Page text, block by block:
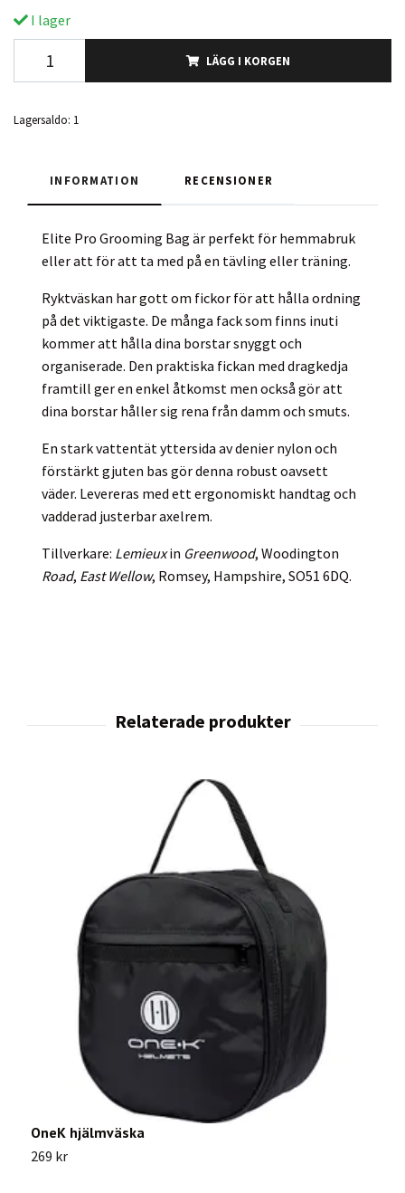
I lager
LÄGG I KORGEN
Lagersaldo: 1
INFORMATION RECENSIONER
Elite Pro Grooming Bag är perfekt för hemmabruk
eller att för att ta med på en tävling eller träning.
Ryktväskan har gott om fickor för att hålla ordning
på det viktigaste. De många fack som finns inuti
kommer att hålla dina borstar snyggt och
organiserade. Den praktiska fickan med dragkedja
framtill ger en enkel åtkomst men också gör att
dina borstar håller sig rena från damm och smuts.
En stark vattentät yttersida av denier nylon och
förstärkt gjuten bas gör denna robust oavsett
väder. Levereras med ett ergonomiskt handtag och
vadderad justerbar axelrem.
Tillverkare: Lemieuxin Greenwood, Woodington
Road, East Wellow, Romsey, Hampshire, SO51 6DQ.
OneK hjälmväska
269 kr